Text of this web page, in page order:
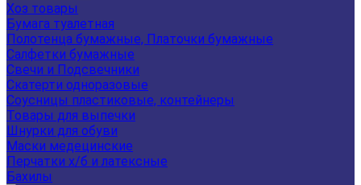
Хоз товары
Бумага туалетная
Полотенца бумажные, Платочки бумажные
Салфетки бумажные
Свечи и Подсвечники
Скатерти одноразовые
Соусницы пластиковые, контейнеры
Товары для выпечки
Шнурки для обуви
Маски медецинские
Перчатки х/б и латексные
Бахилы